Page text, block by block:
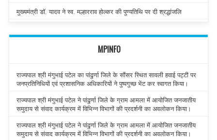
मुख्यमंत्री डॉ. यादव ने स्व. मल्हारराव होल्कर की पुण्यतिथि पर दी श्रद्धांजलि
MPINFO
राज्यपाल श्री मंगुभाई पटेल का पांढुर्णा जिले के सौंसर स्थित सावली हवाई पट्टी पर
जनप्रतिनिधियों एवं प्रशासनिक अधिकारियों ने पुष्पगुच्छ भेंट कर स्वागत किया।
राज्यपाल श्री मंगुभाई पटेल ने पांढुर्णा जिले के ग्राम आमला में आयोजित जनजातीय
समुदाय से संवाद कार्यक्रम में विभिन्न विभागों की प्रदर्शनी का अवलोकन किया।
राज्यपाल श्री मंगुभाई पटेल ने पांढुर्णा जिले के ग्राम आमला में आयोजित जनजातीय
समुदाय से संवाद कार्यक्रम में विभिन्न विभागों की प्रदर्शनी का अवलोकन किया।